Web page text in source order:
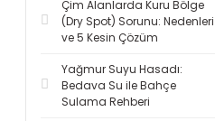
Çim Alanlarda Kuru Bölge
(Dry Spot) Sorunu: Nedenleri
ve 5 Kesin Çözüm
Yağmur Suyu Hasadı:
Bedava Su ile Bahçe
Sulama Rehberi